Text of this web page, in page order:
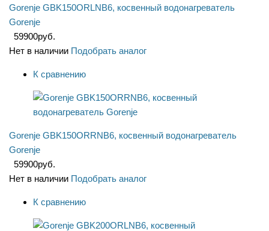
Gorenje GBK150ORLNB6, косвенный водонагреватель
Gorenje
59900руб.
Нет в наличии Подобрать аналог
К сравнению
Gorenje GBK150ORRNB6, косвенный водонагреватель
Gorenje
59900руб.
Нет в наличии Подобрать аналог
К сравнению